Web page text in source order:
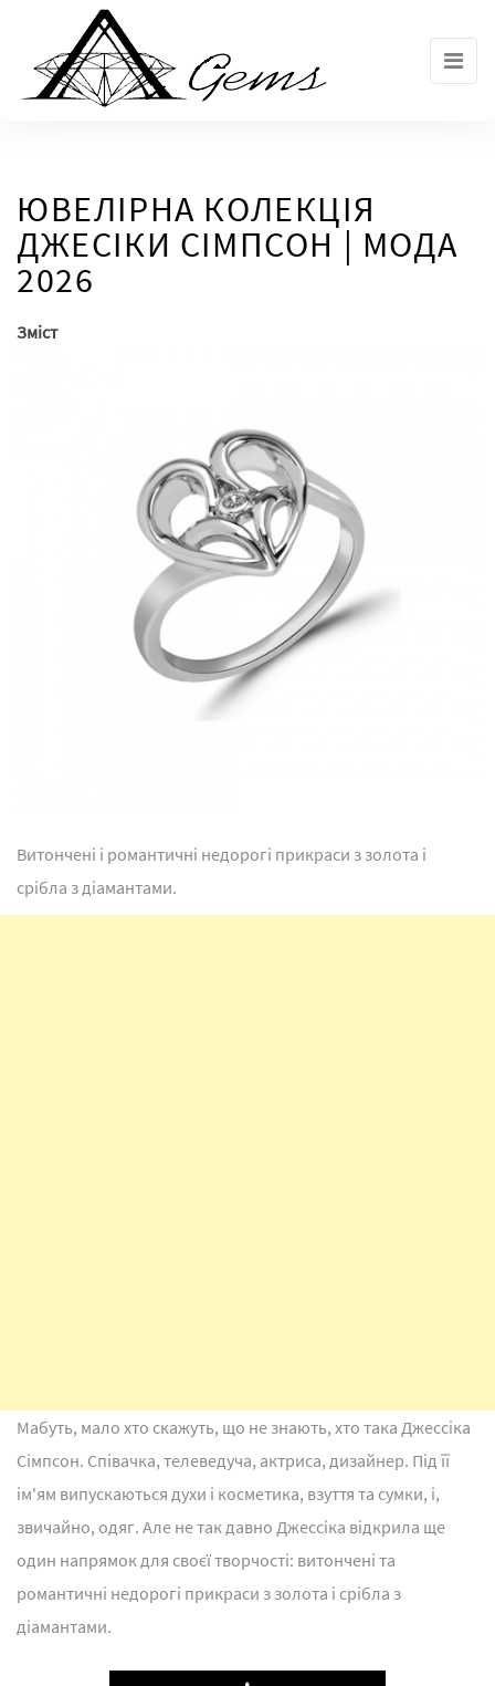
ЮВЕЛІРНА КОЛЕКЦІЯ
ДЖЕСІКИ СІМПСОН | МОДА
2026
Зміст
Витончені і романтичні недорогі прикраси з золота і
срібла з діамантами.
Мабуть, мало хто скажуть, що не знають, хто така Джессіка
Сімпсон. Співачка, телеведуча, актриса, дизайнер. Під її
ім'ям випускаються духи і косметика, взуття та сумки, і,
звичайно, одяг. Але не так давно Джессіка відкрила ще
один напрямок для своєї творчості: витончені та
романтичні недорогі прикраси з золота і срібла з
діамантами.